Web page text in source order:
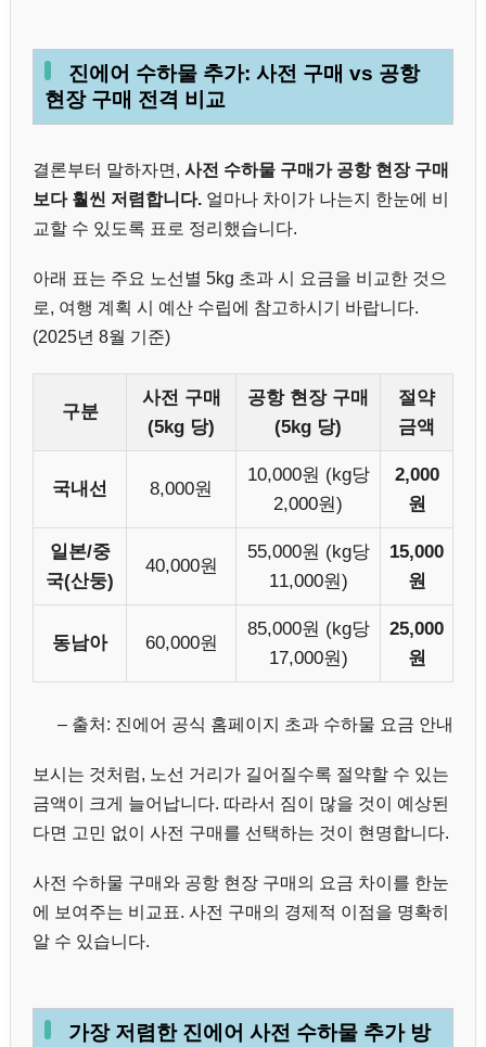
진에어 수하물 추가: 사전 구매 vs 공항
현장 구매 전격 비교
결론부터 말하자면, 사전 수하물 구매가 공항 현장 구매
보다 훨씬 저렴합니다. 얼마나 차이가 나는지 한눈에 비
교할 수 있도록 표로 정리했습니다.
아래 표는 주요 노선별 5kg 초과 시 요금을 비교한 것으
로, 여행 계획 시 예산 수립에 참고하시기 바랍니다.
(2025년 8월 기준)
구분
사전 구매
(5kg 당)
공항 현장 구매
(5kg 당)
절약
금액
국내선 8,000원
10,000원 (kg당
2,000원)
2,000
원
일본/중
국(산둥)
40,000원
55,000원 (kg당
11,000원)
15,000
원
동남아 60,000원
85,000원 (kg당
17,000원)
25,000
원
– 출처: 진에어 공식 홈페이지 초과 수하물 요금 안내
보시는 것처럼, 노선 거리가 길어질수록 절약할 수 있는
금액이 크게 늘어납니다. 따라서 짐이 많을 것이 예상된
다면 고민 없이 사전 구매를 선택하는 것이 현명합니다.
사전 수하물 구매와 공항 현장 구매의 요금 차이를 한눈
에 보여주는 비교표. 사전 구매의 경제적 이점을 명확히
알 수 있습니다.
가장 저렴한 진에어 사전 수하물 추가 방